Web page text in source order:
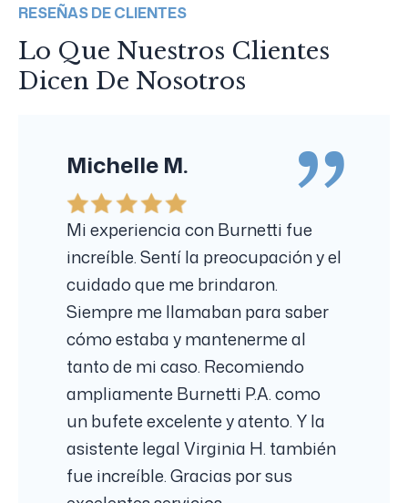
RESEÑAS DE CLIENTES
Lo Que Nuestros Clientes
Dicen De Nosotros
Michelle M.
Mi experiencia con Burnetti fue
increíble. Sentí la preocupación y el
cuidado que me brindaron.
Siempre me llamaban para saber
cómo estaba y mantenerme al
tanto de mi caso. Recomiendo
ampliamente Burnetti P.A. como
un bufete excelente y atento. Y la
asistente legal Virginia H. también
fue increíble. Gracias por sus